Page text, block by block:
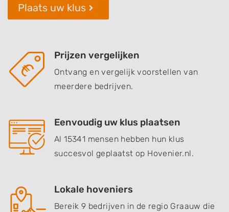
Plaats uw klus
Prijzen vergelijken
Ontvang en vergelijk voorstellen van
meerdere bedrijven.
Eenvoudig uw klus plaatsen
Al 15341 mensen hebben hun klus
succesvol geplaatst op Hovenier.nl.
Lokale hoveniers
Bereik 9 bedrijven in de regio Graauw die